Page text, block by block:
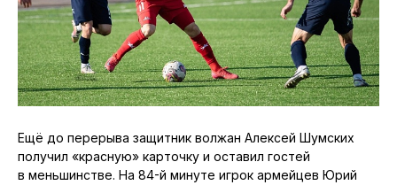
Ещё до перерыва защитник волжан Алексей Шумских
получил «красную» карточку и оставил гостей
в меньшинстве. На 84-й минуте игрок армейцев Юрий